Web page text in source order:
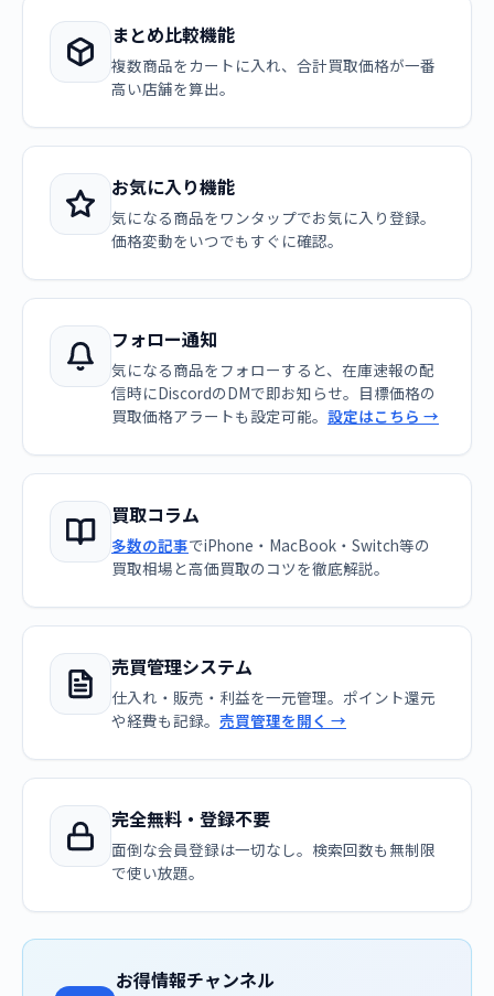
まとめ比較機能
複数商品をカートに入れ、合計買取価格が一番
高い店舗を算出。
お気に入り機能
気になる商品をワンタップでお気に入り登録。
価格変動をいつでもすぐに確認。
フォロー通知
気になる商品をフォローすると、在庫速報の配
信時にDiscordのDMで即お知らせ。目標価格の
買取価格アラートも設定可能。 設定はこちら →
買取コラム
多数の記事でiPhone・MacBook・Switch等の
買取相場と高価買取のコツを徹底解説。
売買管理システム
仕入れ・販売・利益を一元管理。ポイント還元
や経費も記録。 売買管理を開く →
完全無料・登録不要
面倒な会員登録は一切なし。検索回数も無制限
で使い放題。
お得情報チャンネル